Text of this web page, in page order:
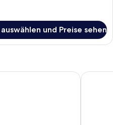
und Preise sehen